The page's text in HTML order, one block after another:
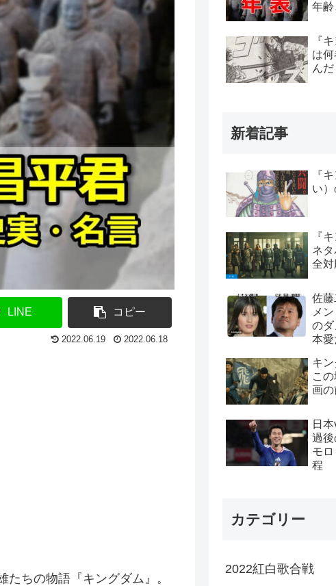
LINE コピー
2022.06.19 2022.06.18
ちの物語『キングダム』。
年齢
『
は
んだ
新着記事
『
い
『
ネ
全対
佐藤
メ
の
本愛
キン
こ
画の
日
過後
モ
程
カテゴリー
2022紅白歌合戦